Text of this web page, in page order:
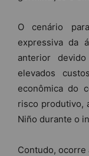
O cenário
expressiva da
anterior
elevados
econômica do
risco produtivo,
Niño durante o
Contudo, ocorre